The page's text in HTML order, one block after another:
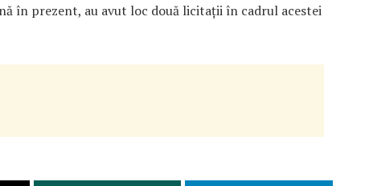
în prezent, au avut loc două licitații în cadrul acestei